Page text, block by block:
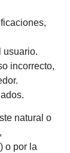
usuario.
incorrecto,
natural o
o por la